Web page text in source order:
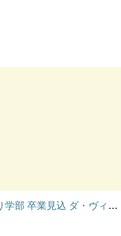
業見込 ダ・ヴィンチブックス